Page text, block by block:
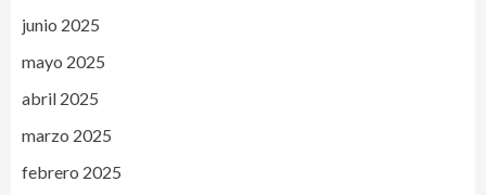
junio 2025
mayo 2025
abril 2025
marzo 2025
febrero 2025